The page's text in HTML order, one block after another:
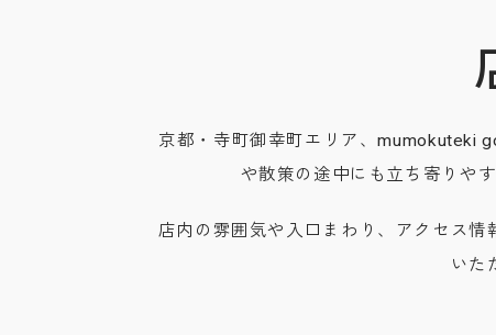
京都・寺町御幸町エリア、mumokuteki
や散策の途中にも立ち寄りや
店内の雰囲気や入口まわり、アクセス
いた